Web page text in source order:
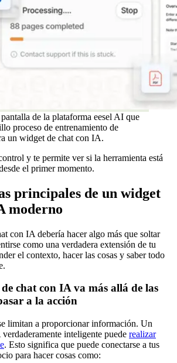
de la plataforma eesel AI que
proceso de entrenamiento de
un widget de chat con IA.
y te permite ver si la herramienta está
el primer momento.
principales de un widget
moderno
con IA debería hacer algo más que soltar
como una verdadera extensión de tu
el contexto, hacer las cosas y saber todo
chat con IA va más allá de las
a la acción
limitan a proporcionar información. Un
inteligente puede realizar
. Esto significa que puede conectarse a tus
para hacer cosas como: